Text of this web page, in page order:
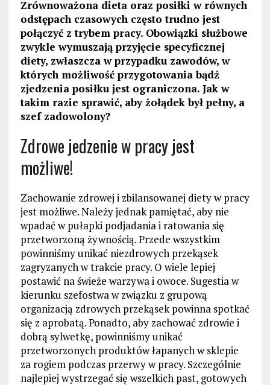
Zrównoważona dieta oraz posiłki w równych
odstępach czasowych często trudno jest
połączyć z trybem pracy. Obowiązki służbowe
zwykle wymuszają przyjęcie specyficznej
diety, zwłaszcza w przypadku zawodów, w
których możliwość przygotowania bądź
zjedzenia posiłku jest ograniczona. Jak w
takim razie sprawić, aby żołądek był pełny, a
szef zadowolony?
Zdrowe jedzenie w pracy jest
możliwe!
Zachowanie zdrowej i zbilansowanej diety w pracy
jest możliwe. Należy jednak pamiętać, aby nie
wpadać w pułapki podjadania i ratowania się
przetworzoną żywnością. Przede wszystkim
powinniśmy unikać niezdrowych przekąsek
zagryzanych w trakcie pracy. O wiele lepiej
postawić na świeże warzywa i owoce. Sugestia w
kierunku szefostwa w związku z grupową
organizacją zdrowych przekąsek powinna spotkać
się z aprobatą. Ponadto, aby zachować zdrowie i
dobrą sylwetkę, powinniśmy unikać
przetworzonych produktów łapanych w sklepie
za rogiem podczas przerwy w pracy. Szczególnie
najlepiej wystrzegać się wszelkich past, gotowych